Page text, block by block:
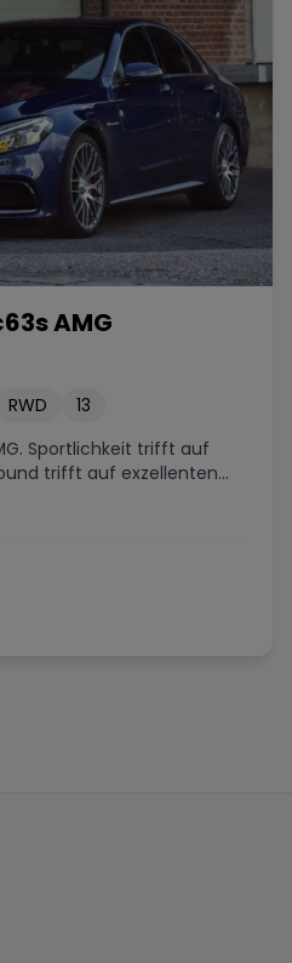
AMG
RWD
13
Sportlichkeit trifft auf
trifft auf exzellenten...